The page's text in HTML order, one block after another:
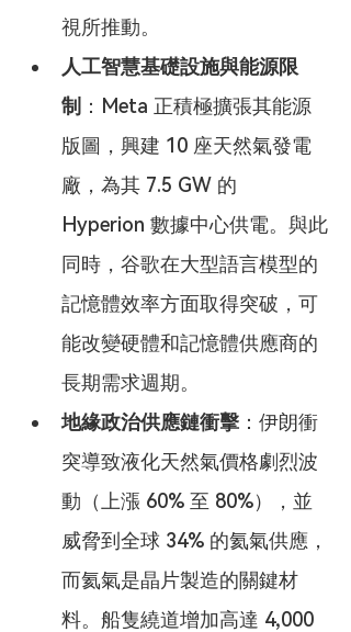
視所推動。
人工智慧基礎設施與能源限
制 ：Meta 正積極擴張其能源
版圖，興建 10 座天然氣發電
廠，為其 7.5 GW 的
Hyperion 數據中心供電。與此
同時，谷歌在大型語言模型的
記憶體效率方面取得突破，可
能改變硬體和記憶體供應商的
長期需求週期。
地緣政治供應鏈衝擊 ：伊朗衝
突導致液化天然氣價格劇烈波
動（上漲 60% 至 80%），並
威脅到全球 34% 的氦氣供應，
而氦氣是晶片製造的關鍵材
料。船隻繞道增加高達 4,000